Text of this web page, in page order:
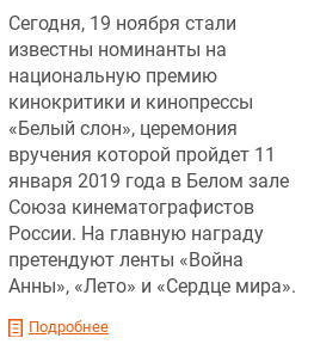
Сегодня, 19 ноября стали
известны номинанты на
национальную премию
кинокритики и кинопрессы
«Белый слон», церемония
вручения которой пройдет 11
января 2019 года в Белом зале
Союза кинематографистов
России. На главную награду
претендуют ленты «Война
Анны», «Лето» и «Сердце мира».
Подробнее